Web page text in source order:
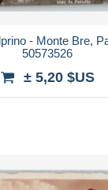
- Monte Bre,
50573526
± 5,20 $US